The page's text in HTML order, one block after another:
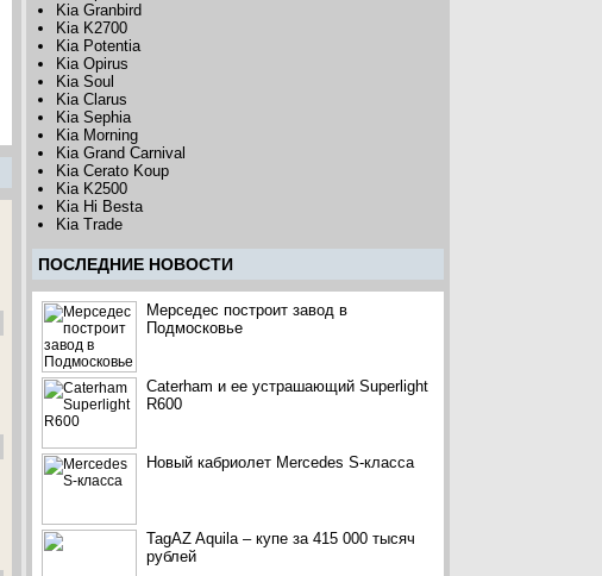
Kia Granbird
Kia K2700
Kia Potentia
Kia Opirus
Kia Soul
Kia Clarus
Kia Sephia
Kia Morning
Kia Grand Carnival
Kia Cerato Koup
Kia K2500
Kia Hi Besta
Kia Trade
ПОCЛЕДНИЕ НОВОСТИ
Мерседес построит завод в
Подмосковье
Caterham и ее устрашающий Superlight
R600
Новый кабриолет Mercedes S-класса
TagAZ Aquila – купе за 415 000 тысяч
рублей